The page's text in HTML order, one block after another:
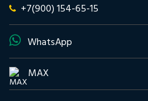
+7(900) 154-65-15
WhatsApp
MAX